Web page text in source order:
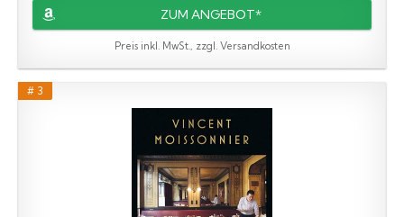
ZUM ANGEBOT*
Preis inkl. MwSt., zzgl. Versandkosten
# 3